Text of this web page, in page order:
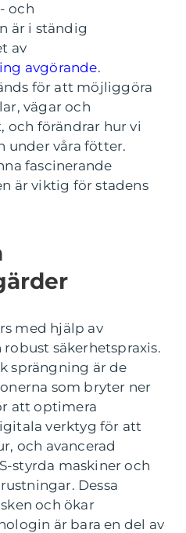
och
är i ständig
av
avgörande.
för att möjliggöra
vägar och
och förändrar hur vi
under våra fötter.
fascinerande
är viktig för stadens
med hjälp av
säkerhetspraxis.
sprängning är de
som bryter ner
att optimera
verktyg för att
och avancerad
styrda maskiner och
Dessa
och ökar
är bara en del av